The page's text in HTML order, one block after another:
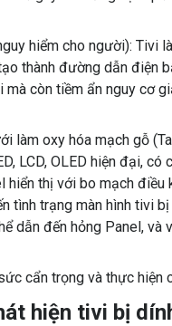
hiểm cho người): Tivi
thành đường dẫn điện
còn tiềm ẩn nguy cơ
làm oxy hóa mạch gỗ
LCD, OLED hiện đại,
thị với bo mạch điều
tình trạng màn hình tivi
dẫn đến hỏng Panel,
cẩn trọng và thực
hiện tivi bị